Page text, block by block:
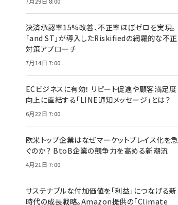
決済承認率15%改善、不正率ほぼゼロを実現。
「and ST」が導入したRiskifiedの網羅的な不正
対策アプローチ
7月14日 7:00
ECビジネスに有効！ リピート促進や顧客満足度
向上に直結する「LINE通知メッセージ」とは？
6月22日 7:00
欧米トップ企業はなぜマーケットプレイス化を急
ぐのか？ BtoB企業の競争力を高める新潮流
4月21日 7:00
サステナブルな付加価値を「利益」につなげる新
時代の成長戦略。Amazon提供の「Climate